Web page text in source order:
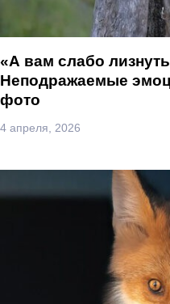
«А вам слабо
Неподражаемые
фото
4 апреля, 2026